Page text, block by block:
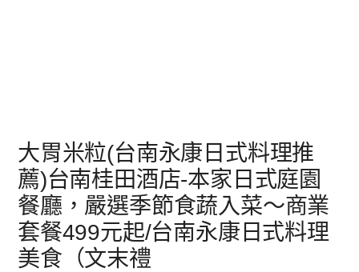
大胃米粒(台南永康日式料理推
薦)台南桂田酒店-本家日式庭園
餐廳，嚴選季節食蔬入菜～商業
套餐499元起/台南永康日式料理
美食（文末禮